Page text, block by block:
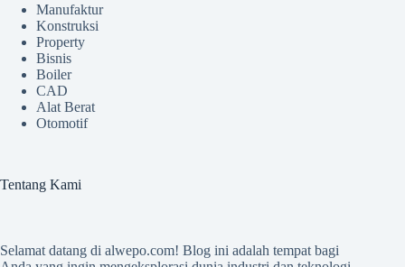
Manufaktur
Konstruksi
Property
Bisnis
Boiler
CAD
Alat Berat
Otomotif
Tentang Kami
Selamat datang di alwepo.com! Blog ini adalah tempat bagi